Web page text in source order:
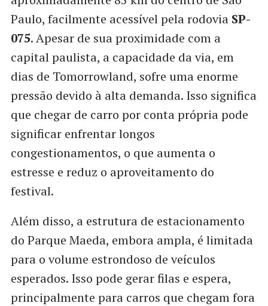
Paulo, facilmente acessível pela rodovia SP-
075. Apesar de sua proximidade com a
capital paulista, a capacidade da via, em
dias de Tomorrowland, sofre uma enorme
pressão devido à alta demanda. Isso significa
que chegar de carro por conta própria pode
significar enfrentar longos
congestionamentos, o que aumenta o
estresse e reduz o aproveitamento do
festival.
Além disso, a estrutura de estacionamento
do Parque Maeda, embora ampla, é limitada
para o volume estrondoso de veículos
esperados. Isso pode gerar filas e espera,
principalmente para carros que chegam fora